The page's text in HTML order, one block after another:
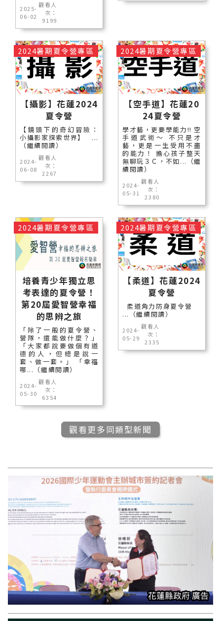
2025-
06-02
觀看人
次：
9199
【攝影】花蓮2024
夏令營
【鏡頭下的奇幻冒險：
小攝影家探索世界】 ...
（繼續閱讀）
2024-
06-08
觀看人
次：
2267
2024暑期夏令營專區
【空手道】花蓮20
24夏令營
學才藝，更要學能力!! 空
手道武術～ 不只是才
藝，更是一生受用不盡
的能力！ 擔心孩子整天
無聊玩３Ｃ，不如...（繼
續閱讀）
2024-
05-31
觀看人
次：
2380
2024暑期夏令營專區
培養青少年獨立思
考表達的夏令營！
第20屆愛智營幸福
的思辨之旅
「除了一般的夏令營、
營隊，還能做什麼？」
「大家都說要做個有道
德的人，但總是說一
套、做一套。」 「幸福
哪...（繼續閱讀）
2024-
05-30
觀看人
次：
6354
2024暑期夏令營專區
【柔道】花蓮2024
夏令營
柔道角力防身夏令營
...（繼續閱讀）
2024-
05-29
觀看人
次：
2335
2024暑期夏令營專區
觀看更多同類型新聞